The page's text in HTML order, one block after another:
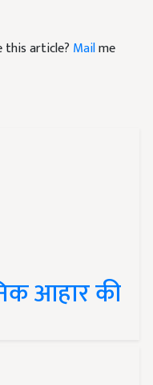
this article? Mailme
आहार की